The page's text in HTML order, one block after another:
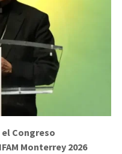
Congreso
Monterrey 2026